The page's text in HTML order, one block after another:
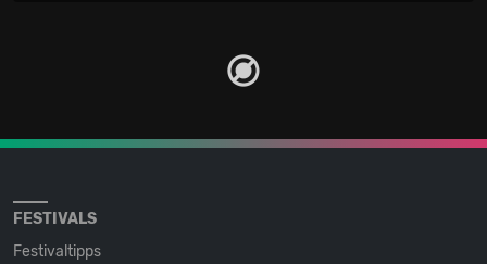
FESTIVALS
Festivaltipps